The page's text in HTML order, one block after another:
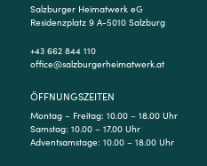
Salzburger Heimatwerk eG
Residenzplatz 9 A-5010 Salzburg
+43 662 844 110
office@salzburgerheimatwerk.at
ÖFFNUNGSZEITEN
Montag – Freitag: 10.00 – 18.00 Uhr
Samstag: 10.00 – 17.00 Uhr
Adventsamstage: 10.00 – 18.00 Uhr